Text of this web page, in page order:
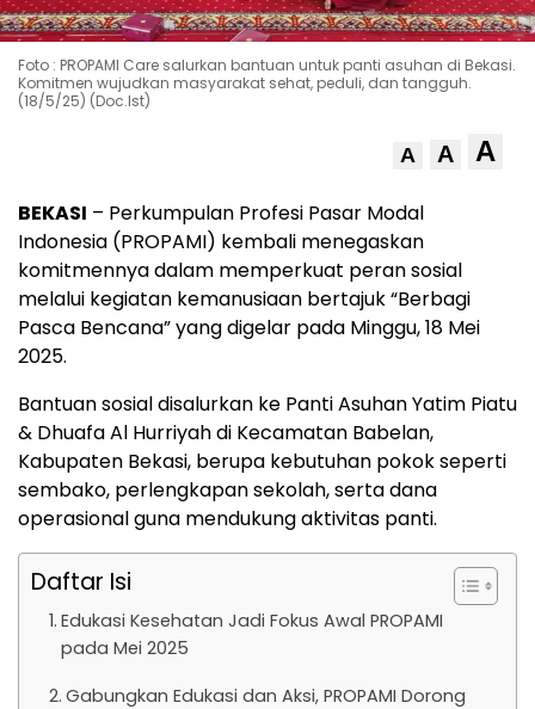
Foto : PROPAMI Care salurkan bantuan untuk panti asuhan di Bekasi.
Komitmen wujudkan masyarakat sehat, peduli, dan tangguh.
(18/5/25) (Doc.Ist)
A A A
BEKASI – Perkumpulan Profesi Pasar Modal
Indonesia (PROPAMI) kembali menegaskan
komitmennya dalam memperkuat peran sosial
melalui kegiatan kemanusiaan bertajuk “Berbagi
Pasca Bencana” yang digelar pada Minggu, 18 Mei
2025.
Bantuan sosial disalurkan ke Panti Asuhan Yatim Piatu
& Dhuafa Al Hurriyah di Kecamatan Babelan,
Kabupaten Bekasi, berupa kebutuhan pokok seperti
sembako, perlengkapan sekolah, serta dana
operasional guna mendukung aktivitas panti.
Daftar Isi
Edukasi Kesehatan Jadi Fokus Awal PROPAMI
pada Mei 2025
Gabungkan Edukasi dan Aksi, PROPAMI Dorong